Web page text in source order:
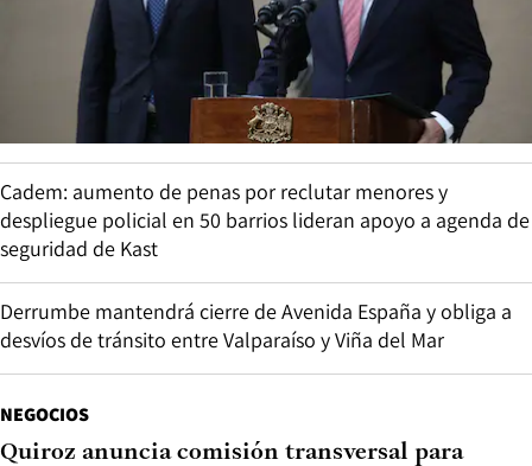
Cadem: aumento de penas por reclutar menores y
despliegue policial en 50 barrios lideran apoyo a agenda de
seguridad de Kast
Derrumbe mantendrá cierre de Avenida España y obliga a
desvíos de tránsito entre Valparaíso y Viña del Mar
NEGOCIOS
Quiroz anuncia comisión transversal para